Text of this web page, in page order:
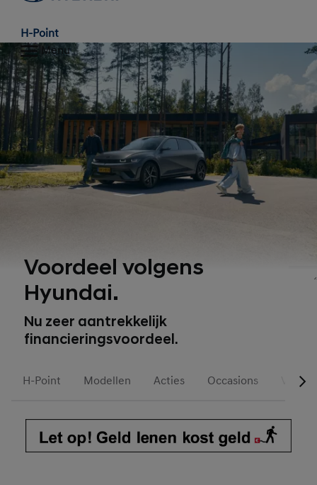
H-Point
Menu
Voordeel volgens
Hyundai.
Nu zeer aantrekkelijk
financieringsvoordeel.
H-Point Modellen Acties Occasions